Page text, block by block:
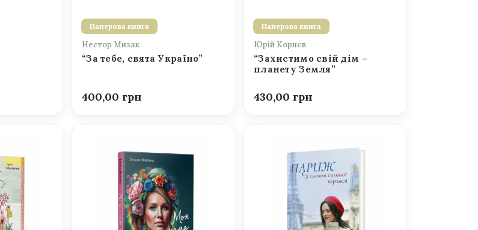
Паперова книга
Нестор Мизак
“За тебе, свята Україно”
400,00
Паперова книга
Юрій Корнєв
“Захистимо свій дім –
планету Земля”
430,00